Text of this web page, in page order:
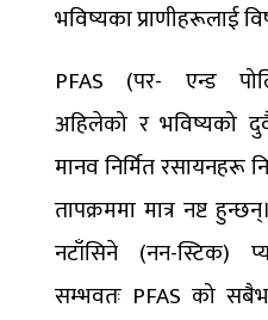
भविष्यका प्राणीहरूलाई
PFAS (पर- एन्ड
अहिलेको र भविष्यको
मानव निर्मित रसायनहरू
तापक्रममा मात्र नष्ट
नटाँसिने (नन-स्टिक)
सम्भवतः PFAS को